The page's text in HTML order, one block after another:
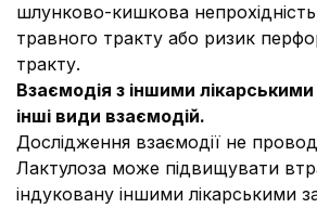
шлунково-кишкова
травного тракту або ризик
тракту.
Взаємодія з іншими
інші види взаємодій.
Дослідження взаємодії не
Лактулоза може підвищувати
індуковану іншими лікарськими